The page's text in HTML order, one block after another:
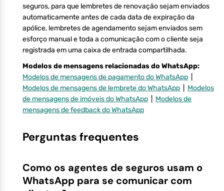
seguros, para que lembretes de renovação sejam enviados
automaticamente antes de cada data de expiração da
apólice, lembretes de agendamento sejam enviados sem
esforço manual e toda a comunicação com o cliente seja
registrada em uma caixa de entrada compartilhada.
Modelos de mensagens relacionadas do WhatsApp:
Modelos de mensagens de pagamento do WhatsApp
Modelos de mensagens de lembrete do WhatsApp
Modelos
de mensagens de imóveis do WhatsApp
Modelos de
mensagens de feedback do WhatsApp
Perguntas frequentes
Como os agentes de seguros usam o
WhatsApp para se comunicar com